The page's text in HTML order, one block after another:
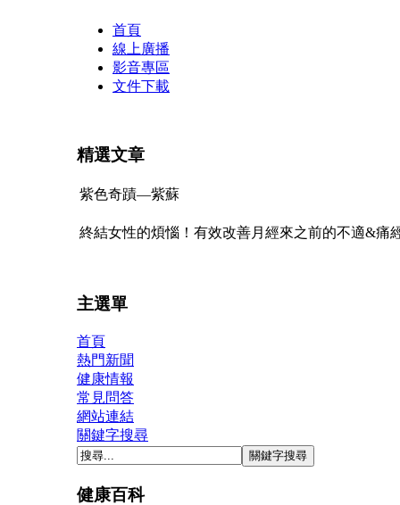
首頁
線上廣播
影音專區
文件下載
精選文章
紫色奇蹟—紫蘇
終結女性的煩惱！有效改善月經來之前的不適&痛
主選單
首頁
熱門新聞
健康情報
常見問答
網站連結
關鍵字搜尋
健康百科
Transmenu
powered
Mambo
Joomla
Templates